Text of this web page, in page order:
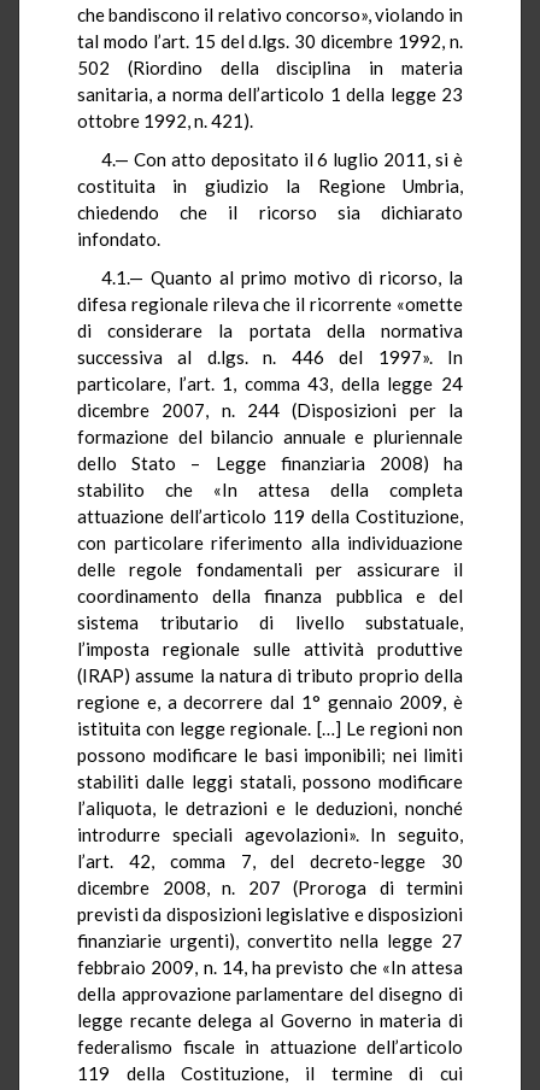
che bandiscono il relativo concorso», violando in
tal modo l’art. 15 del d.lgs. 30 dicembre 1992, n.
502 (Riordino della disciplina in materia
sanitaria, a norma dell’articolo 1 della legge 23
ottobre 1992, n. 421).
4.— Con atto depositato il 6 luglio 2011, si è
costituita in giudizio la Regione Umbria,
chiedendo che il ricorso sia dichiarato
infondato.
4.1.— Quanto al primo motivo di ricorso, la
difesa regionale rileva che il ricorrente «omette
di considerare la portata della normativa
successiva al d.lgs. n. 446 del 1997». In
particolare, l’art. 1, comma 43, della legge 24
dicembre 2007, n. 244 (Disposizioni per la
formazione del bilancio annuale e pluriennale
dello Stato – Legge finanziaria 2008) ha
stabilito che «In attesa della completa
attuazione dell’articolo 119 della Costituzione,
con particolare riferimento alla individuazione
delle regole fondamentali per assicurare il
coordinamento della finanza pubblica e del
sistema tributario di livello substatuale,
l’imposta regionale sulle attività produttive
(IRAP) assume la natura di tributo proprio della
regione e, a decorrere dal 1° gennaio 2009, è
istituita con legge regionale. […] Le regioni non
possono modificare le basi imponibili; nei limiti
stabiliti dalle leggi statali, possono modificare
l’aliquota, le detrazioni e le deduzioni, nonché
introdurre speciali agevolazioni». In seguito,
l’art. 42, comma 7, del decreto-legge 30
dicembre 2008, n. 207 (Proroga di termini
previsti da disposizioni legislative e disposizioni
finanziarie urgenti), convertito nella legge 27
febbraio 2009, n. 14, ha previsto che «In attesa
della approvazione parlamentare del disegno di
legge recante delega al Governo in materia di
federalismo fiscale in attuazione dell’articolo
119 della Costituzione, il termine di cui